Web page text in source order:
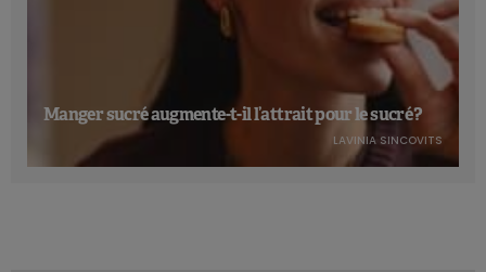
Manger sucré augmente-t-il l’attrait pour le sucré ?
LAVINIA SINCOVITS